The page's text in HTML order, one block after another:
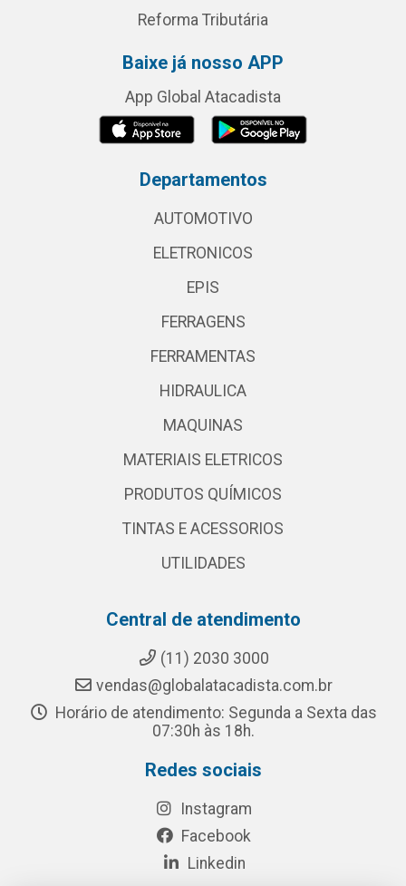
Reforma Tributária
Baixe já nosso APP
App Global Atacadista
Departamentos
AUTOMOTIVO
ELETRONICOS
EPIS
FERRAGENS
FERRAMENTAS
HIDRAULICA
MAQUINAS
MATERIAIS ELETRICOS
PRODUTOS QUÍMICOS
TINTAS E ACESSORIOS
UTILIDADES
Central de atendimento
(11) 2030 3000
vendas@globalatacadista.com.br
Horário de atendimento: Segunda a Sexta das
07:30h às 18h.
Redes sociais
Instagram
Facebook
Linkedin